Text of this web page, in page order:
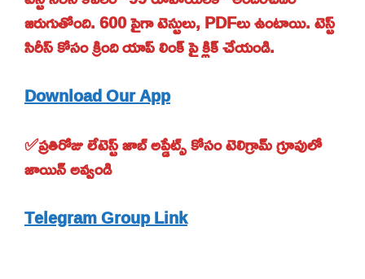
జరుగుతోంది. 600 పైగా టెస్టులు, PDFలు ఉంటాయి. టెస్ట్
సిరీస్ కోసం క్రింది యాప్ లింక్ పై క్లిక్ చేయండి.
Download Our App
✅ప్రతిరోజు లేటెస్ట్ జాబ్ అప్డేట్స్ కోసం టెలిగ్రామ్ గ్రూపులో
జాయిన్ అవ్వండి
Telegram Group Link